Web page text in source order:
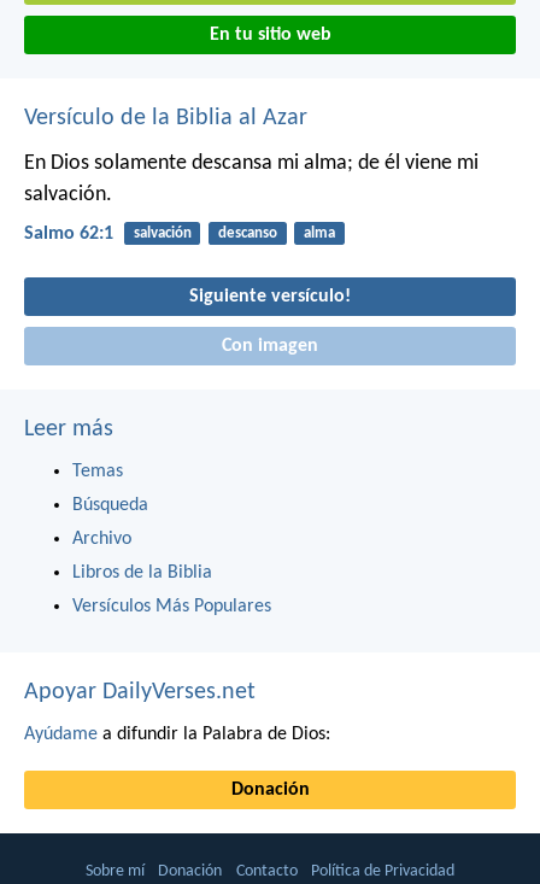
En tu sitio web
Versículo de la Biblia al Azar
En Dios solamente descansa mi alma; de él viene mi
salvación.
Salmo 62:1 salvación descanso alma
Siguiente versículo!
Con imagen
Leer más
Temas
Búsqueda
Archivo
Libros de la Biblia
Versículos Más Populares
Apoyar DailyVerses.net
Ayúdame a difundir la Palabra de Dios:
Donación
Sobre mí Donación Contacto Política de Privacidad